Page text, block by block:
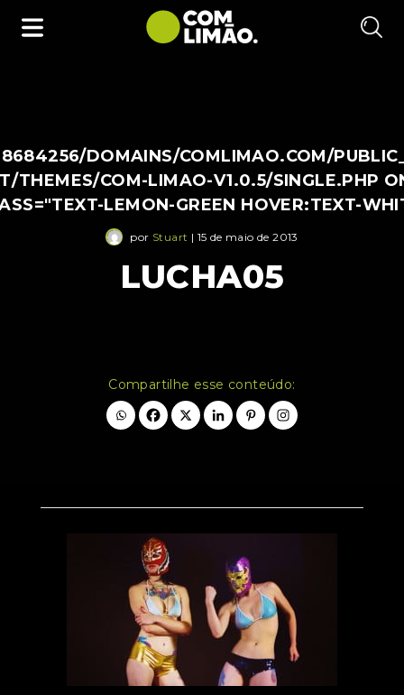
DOMAINS/COMLIMAO.COM/
THEMES/COM-LIMAO-V1.0.5/SINGLE.PHP
LEMON-GREEN HOVER:TEXT-
por Stuart | 15 de maio de 2013
LUCHA05
Compartilhe esse conteúdo: